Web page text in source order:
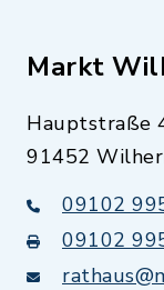
Markt
Hauptstraße
91452
09102
09102